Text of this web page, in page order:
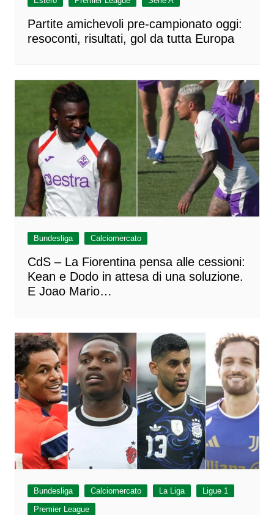
Partite amichevoli pre-campionato oggi:
resoconti, risultati, gol da tutta Europa
Bundesliga Calciomercato
CdS – La Fiorentina pensa alle cessioni:
Kean e Dodo in attesa di una soluzione.
E Joao Mario…
Bundesliga Calciomercato La Liga
Ligue 1
Premier League